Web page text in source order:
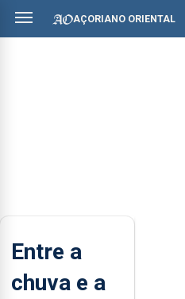
AÇORIANO ORIENTAL
Entre a
chuva e a